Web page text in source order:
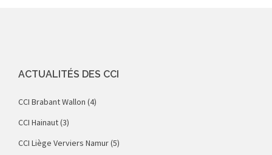
ACTUALITÉS DES CCI
CCI Brabant Wallon (4)
CCI Hainaut(3)
CCI Liège Verviers Namur(5)